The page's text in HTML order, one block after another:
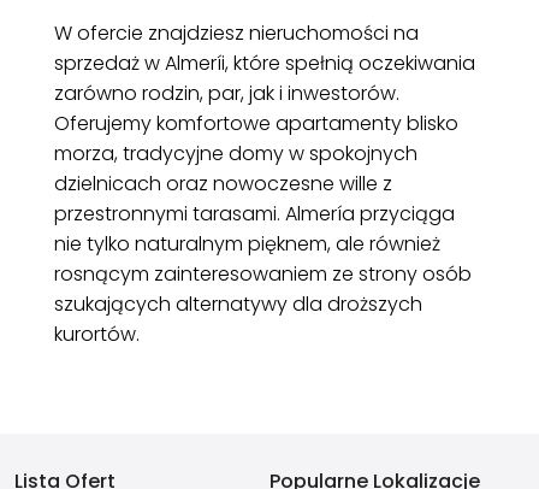
W ofercie znajdziesz nieruchomości na
sprzedaż w Almeríi, które spełnią oczekiwania
zarówno rodzin, par, jak i inwestorów.
Oferujemy komfortowe apartamenty blisko
morza, tradycyjne domy w spokojnych
dzielnicach oraz nowoczesne wille z
przestronnymi tarasami. Almería przyciąga
nie tylko naturalnym pięknem, ale również
rosnącym zainteresowaniem ze strony osób
szukających alternatywy dla droższych
kurortów.
Lista Ofert
Popularne Lokalizacje